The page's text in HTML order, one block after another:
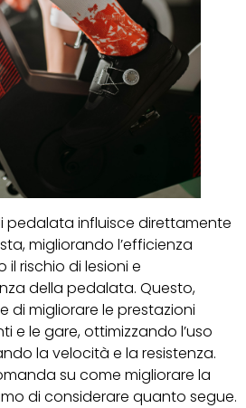
pedalata influisce direttamente
migliorando l’efficienza
rischio di lesioni e
della pedalata. Questo,
di migliorare le prestazioni
e le gare, ottimizzando l’uso
la velocità e la resistenza.
su come migliorare la
di considerare quanto segue.